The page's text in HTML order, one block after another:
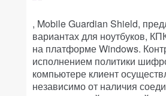
, Mobile Guardian Shield,
вариантах для ноутбуков,
на платформе Windows.
исполнением политики
компьютере клиент
независимо от наличия